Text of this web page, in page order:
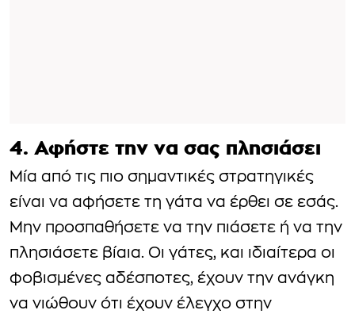
4. Αφήστε την να σας πλησιάσει
Μία από τις πιο σημαντικές στρατηγικές
είναι να αφήσετε τη γάτα να έρθει σε εσάς.
Μην προσπαθήσετε να την πιάσετε ή να την
πλησιάσετε βίαια. Οι γάτες, και ιδιαίτερα οι
φοβισμένες αδέσποτες, έχουν την ανάγκη
να νιώθουν ότι έχουν έλεγχο στην